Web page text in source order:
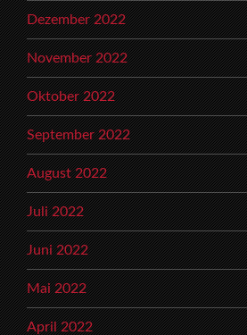
Dezember 2022
November 2022
Oktober 2022
September 2022
August 2022
Juli 2022
Juni 2022
Mai 2022
April 2022